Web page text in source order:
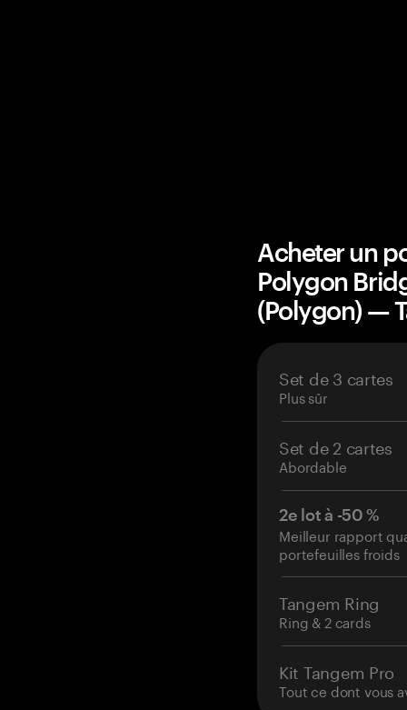
Acheter un
Polygon
(Polygon) —
Set de 3 cartes
Plus sûr
Set de 2 cartes
Abordable
2e lot à -50 %
Meilleur rapport
portefeuilles froids
Tangem Ring
Ring & 2 cards
Kit Tangem Pro
Tout ce dont vous